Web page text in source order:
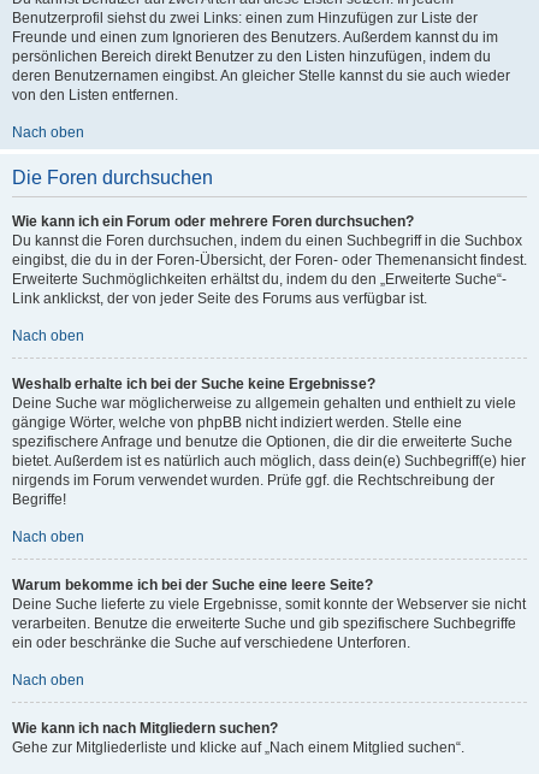
Benutzerprofil siehst du zwei Links: einen zum Hinzufügen zur Liste der
Freunde und einen zum Ignorieren des Benutzers. Außerdem kannst du im
persönlichen Bereich direkt Benutzer zu den Listen hinzufügen, indem du
deren Benutzernamen eingibst. An gleicher Stelle kannst du sie auch wieder
von den Listen entfernen.
Nach oben
Die Foren durchsuchen
Wie kann ich ein Forum oder mehrere Foren durchsuchen?
Du kannst die Foren durchsuchen, indem du einen Suchbegriff in die Suchbox
eingibst, die du in der Foren-Übersicht, der Foren- oder Themenansicht findest.
Erweiterte Suchmöglichkeiten erhältst du, indem du den „Erweiterte Suche“-
Link anklickst, der von jeder Seite des Forums aus verfügbar ist.
Nach oben
Weshalb erhalte ich bei der Suche keine Ergebnisse?
Deine Suche war möglicherweise zu allgemein gehalten und enthielt zu viele
gängige Wörter, welche von phpBB nicht indiziert werden. Stelle eine
spezifischere Anfrage und benutze die Optionen, die dir die erweiterte Suche
bietet. Außerdem ist es natürlich auch möglich, dass dein(e) Suchbegriff(e) hier
nirgends im Forum verwendet wurden. Prüfe ggf. die Rechtschreibung der
Begriffe!
Nach oben
Warum bekomme ich bei der Suche eine leere Seite?
Deine Suche lieferte zu viele Ergebnisse, somit konnte der Webserver sie nicht
verarbeiten. Benutze die erweiterte Suche und gib spezifischere Suchbegriffe
ein oder beschränke die Suche auf verschiedene Unterforen.
Nach oben
Wie kann ich nach Mitgliedern suchen?
Gehe zur Mitgliederliste und klicke auf „Nach einem Mitglied suchen“.